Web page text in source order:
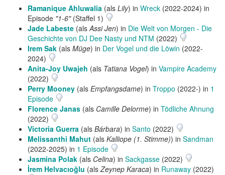
Ramanique Ahluwalia (als Lily) in Wreck (2022-2024) in
Episode "1-6"(Staffel 1)
Jade Labeste (alsAssi Jen) in Die Welt von Morgen - Die
Geschichte von DJ Dee Nasty und NTM (2022)
Irem Sak (als Müge) in Der Vogel und die Löwin (2022-
2024)
Anita-Joy Uwajeh (als Tatiana Vogel) in Vampire Academy
(2022)
Perry Mooney (als Empfangsdame) in Troppo (2022-) in 1
Episode
Florence Janas (als Camille Delorme) in Tödliche Ahnung
(2022)
Victoria Guerra (als Bárbara) in Santo (2022)
Melissanthi Mahut (als Kalliope (1. Stimme)) in Sandman
(2022-2025) in 1 Episode
Jasmina Polak (als Celina) in Sackgasse (2022)
İrem Helvacıoğlu (alsZeynep Karaca) in Runaway (2022)